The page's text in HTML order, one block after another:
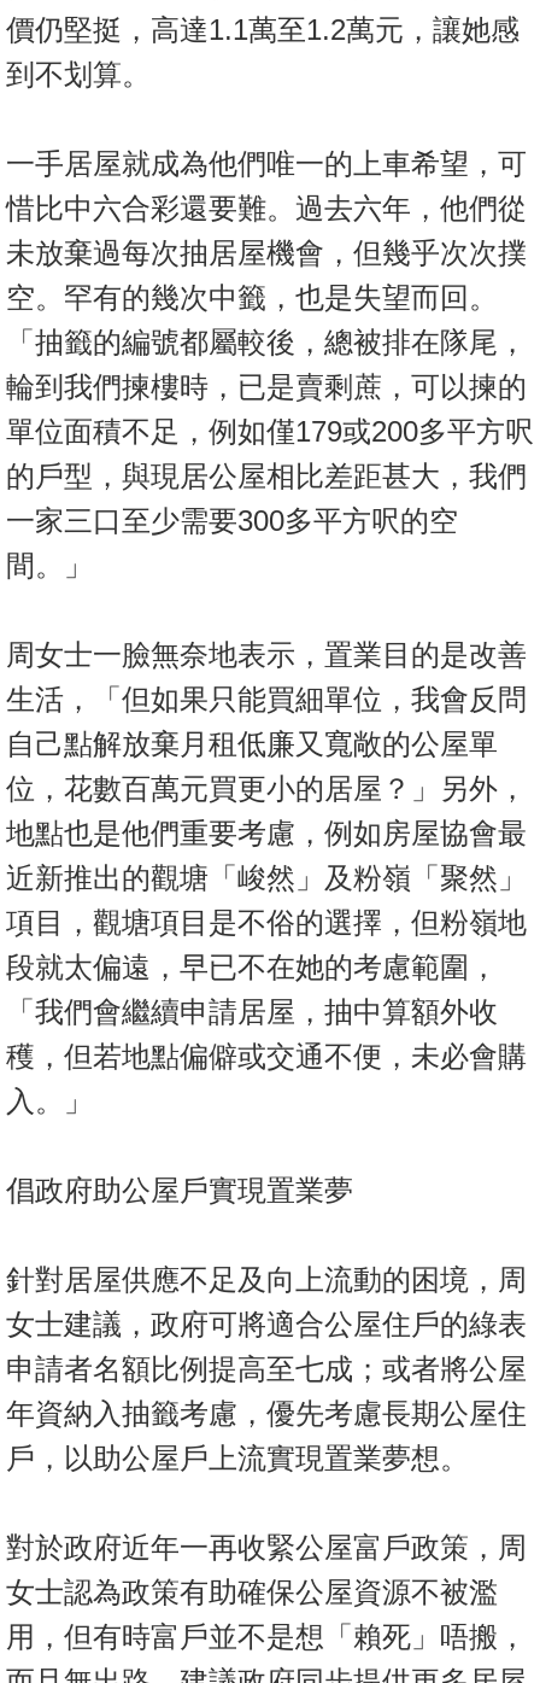
價仍堅挺，高達1.1萬至1.2萬元，讓她感
到不划算。
一手居屋就成為他們唯一的上車希望，可
惜比中六合彩還要難。過去六年，他們從
未放棄過每次抽居屋機會，但幾乎次次撲
空。罕有的幾次中籤，也是失望而回。
「抽籤的編號都屬較後，總被排在隊尾，
輪到我們揀樓時，已是賣剩蔗，可以揀的
單位面積不足，例如僅179或200多平方呎
的戶型，與現居公屋相比差距甚大，我們
一家三口至少需要300多平方呎的空
間。」
周女士一臉無奈地表示，置業目的是改善
生活，「但如果只能買細單位，我會反問
自己點解放棄月租低廉又寬敞的公屋單
位，花數百萬元買更小的居屋？」另外，
地點也是他們重要考慮，例如房屋協會最
近新推出的觀塘「峻然」及粉嶺「聚然」
項目，觀塘項目是不俗的選擇，但粉嶺地
段就太偏遠，早已不在她的考慮範圍，
「我們會繼續申請居屋，抽中算額外收
穫，但若地點偏僻或交通不便，未必會購
入。」
倡政府助公屋戶實現置業夢
針對居屋供應不足及向上流動的困境，周
女士建議，政府可將適合公屋住戶的綠表
申請者名額比例提高至七成；或者將公屋
年資納入抽籤考慮，優先考慮長期公屋住
戶，以助公屋戶上流實現置業夢想。
對於政府近年一再收緊公屋富戶政策，周
女士認為政策有助確保公屋資源不被濫
用，但有時富戶並不是想「賴死」唔搬，